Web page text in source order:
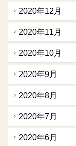
2020年12月
2020年11月
2020年10月
2020年9月
2020年8月
2020年7月
2020年6月